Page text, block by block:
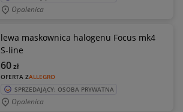
Opalenica
lewa maskownica halogenu Focus mk4
S-line
OFERTA ZALLEGRO
60zł
SPRZEDAJĄCY: OSOBA PRYWATNA
Opalenica